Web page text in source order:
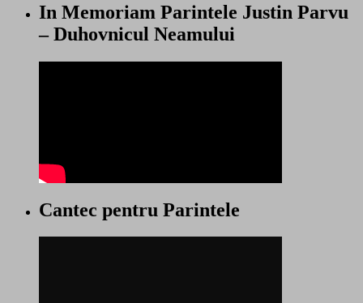
In Memoriam Parintele Justin Parvu
– Duhovnicul Neamului
Cantec pentru Parintele